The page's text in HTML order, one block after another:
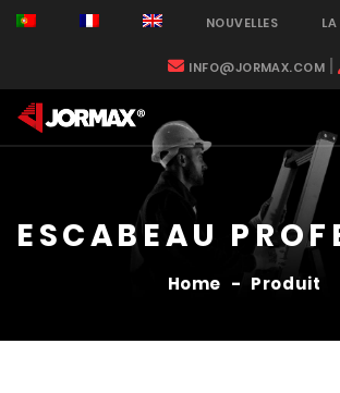
NOUVELLES
INFO@JORMAX.COM
Home - Produit